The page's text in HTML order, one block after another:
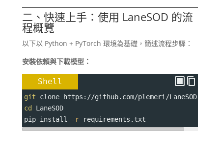
二、快速上手：使用 LaneSOD 的流
程概覽
以下以 Python + PyTorch 環境為基礎，簡述流程步驟：
安裝依賴與下載模型：
Shell
git clone https://github.com/plemeri/LaneSOD.git
cd
LaneSOD
pip install
-r requirements.txt